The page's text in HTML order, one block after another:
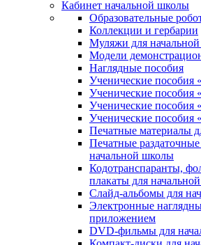
Кабинет начальной школы
Образовательные
Коллекции и гербарии
Муляжи для
Модели
Наглядные пособия
Ученические пособия
Ученические пособия
Ученические
Ученические пособия
Печатные материалы
Печатные
начальной школы
Кодотранспаранты,
плакаты для
Слайд-альбомы для
Электронные
приложением
DVD-фильмы для